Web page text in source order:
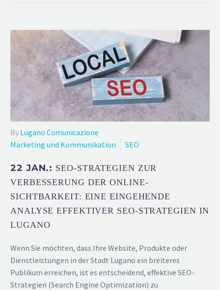
By Lugano Comunicazione
Marketing und Kommunikation
SEO
22 JAN.: SEO-STRATEGIEN ZUR
VERBESSERUNG DER ONLINE-
SICHTBARKEIT: EINE EINGEHENDE
ANALYSE EFFEKTIVER SEO-STRATEGIEN IN
LUGANO
Wenn Sie möchten, dass Ihre Website, Produkte oder
Dienstleistungen in der Stadt Lugano ein breiteres
Publikum erreichen, ist es entscheidend, effektive SEO-
Strategien (Search Engine Optimization) zu